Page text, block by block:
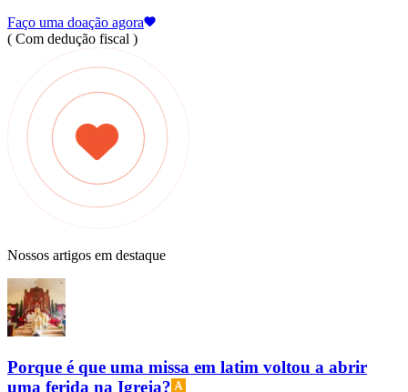
Faço uma doação agora
( Com dedução fiscal )
Nossos artigos em destaque
Porque é que uma missa em latim voltou a abrir
uma ferida na Igreja?